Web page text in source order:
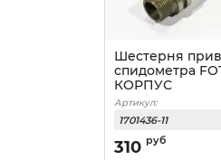
Шестерня
спидометра
КОРПУС
Артикул:
1701436-11
310 руб